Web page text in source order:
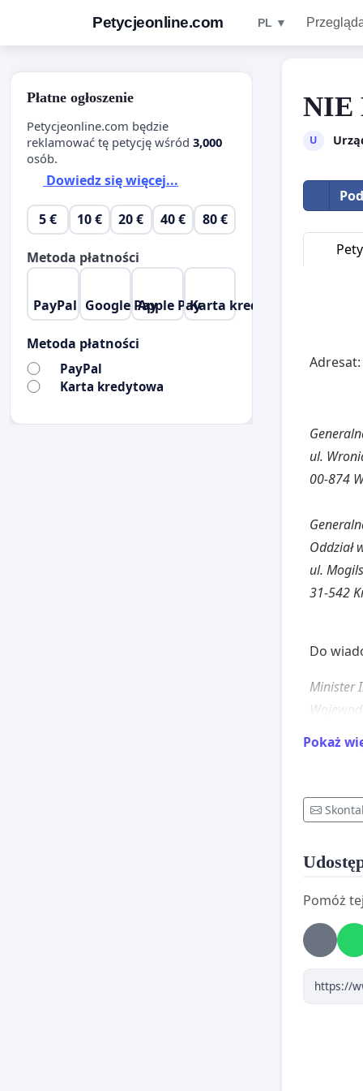
Petycjeonline.com PL ▼
NIE
U
Adresat:
ul.
00-874
Oddział
ul.
31-542
Do
Minister
Gminy i
w
Pokaż
Pomóż
Płatne ogłoszenie
Petycjeonline.com będzie
reklamować tę petycję wśród 3,000
osób.
Dowiedz się więcej...
5 € 10 € 20 € 40 € 80 €
Metoda płatności
PayPal Google PayApple PayKarta kredytowa
Metoda płatności
PayPal
Karta kredytowa